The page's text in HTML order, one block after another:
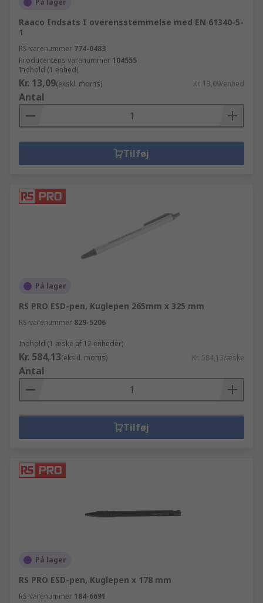
På lager
Raaco Indsats I overensstemmelse med EN 61340-5-
1
RS-varenummer 774-0483
Producentens varenummer 104555
Indhold (1 enhed)
Kr. 13,09(ekskl. moms) Kr. 13,09/enhed
Antal
Tilføj
På lager
RS PRO ESD-pen, Kuglepen 265mm x 325 mm
RS-varenummer 829-5206
Indhold (1 æske af 12 enheder)
Kr. 584,13(ekskl. moms) Kr. 584,13/æske
Antal
Tilføj
På lager
RS PRO ESD-pen, Kuglepen x 178 mm
RS-varenummer 184-6691